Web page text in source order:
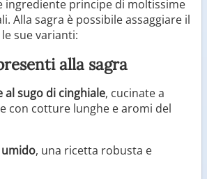
ingrediente principe di moltissime
Alla sagra è possibile assaggiare il
sue varianti:
alla sagra
al sugo di cinghiale, cucinate a
con cotture lunghe e aromi del
, una ricetta robusta e